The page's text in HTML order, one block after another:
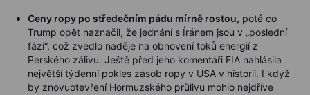
Ceny ropy po středečním pádu mírně rostou, poté co
Trump opět naznačil, že jednání s Íránem jsou v „poslední
fázi“, což zvedlo naděje na obnovení toků energií z
Perského zálivu. Ještě před jeho komentáři EIA nahlásila
největší týdenní pokles zásob ropy v USA v historii. I když
by znovuotevření Hormuzského průlivu mohlo nejdříve